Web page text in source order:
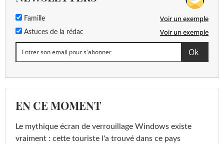
Famille Voir un exemple
Astuces de la rédac Voir un exemple
EN CE MOMENT
Le mythique écran de verrouillage Windows existe
vraiment : cette touriste l'a trouvé dans ce pays